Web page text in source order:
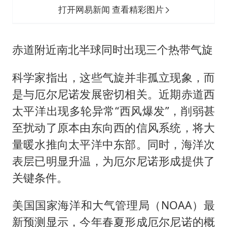
打开网易新闻 查看精彩图片
赤道附近南北半球同时出现三个热带气旋
科学家指出，这些气旋并非孤立现象，而
是与厄尔尼诺发展密切相关。近期赤道西
太平洋出现多轮异常“西风爆发”，削弱甚
至扰动了原本由东向西的信风系统，将大
量暖水推向太平洋中东部。同时，海洋次
表层已明显升温，为厄尔尼诺形成提供了
关键条件。
美国国家海洋和大气管理局（NOAA）最
新预测显示，今年春夏形成厄尔尼诺的概